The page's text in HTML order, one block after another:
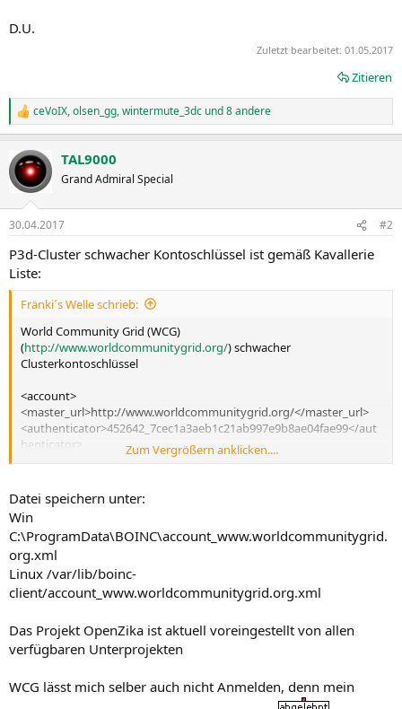
D.U.
Zuletzt bearbeitet: 01.05.2017
Zitieren
R
e
k
t
i
e
:
ceVoIX,olsen_gg,wintermute_3dc und 8 andere
TAL9000
Grand Admiral Special
30.04.2017 #2
P3d-Cluster schwacher Kontoschlüssel ist gemäß Kavallerie
Liste:
Fränki´s Welle schrieb:
World Community Grid (WCG)
(http://www.worldcommunitygrid.org/) schwacher
Clusterkontoschlüssel
<account>
<master_url>http://www.worldcommunitygrid.org/</master_url>
<authenticator>452642_7cec1a3aeb1c21ab997e9b8ae04fae99</aut
henticator>
Zum Vergrößern anklicken....
Datei speichern unter:
Win
C:\ProgramData\BOINC\account_www.worldcommunitygrid.
org.xml
Linux /var/lib/boinc-
client/account_www.worldcommunitygrid.org.xml
Das Projekt OpenZika ist aktuell voreingestellt von allen
verfügbaren Unterprojekten
WCG lässt mich selber auch nicht Anmelden, denn mein